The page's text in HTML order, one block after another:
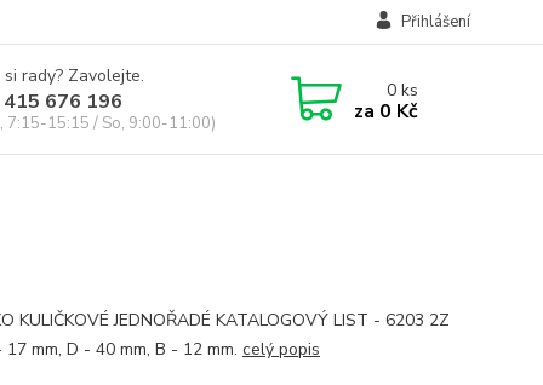
Přihlášení
rady? Zavolejte.
676 196
7:15-15:15 / So, 9:00-11:00)
0ks
za 0 Kč
KULIČKOVÉ JEDNOŘADÉ KATALOGOVÝ LIST - 6203 2Z
17 mm, D - 40 mm, B - 12 mm. celý popis